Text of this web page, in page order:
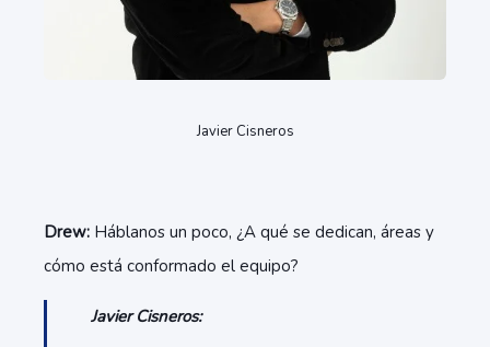
Javier Cisneros
Drew: Háblanos un poco, ¿A qué se dedican, áreas y
cómo está conformado el equipo?
Javier Cisneros: